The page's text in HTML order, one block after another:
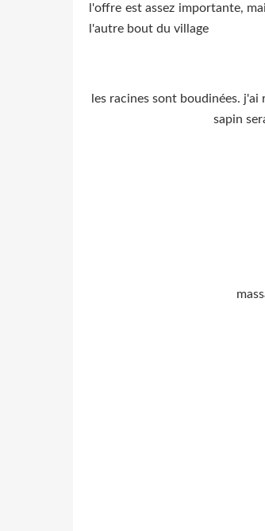
l'offre est assez importante,
l'autre bout du village
les racines sont boudinées.
sapin